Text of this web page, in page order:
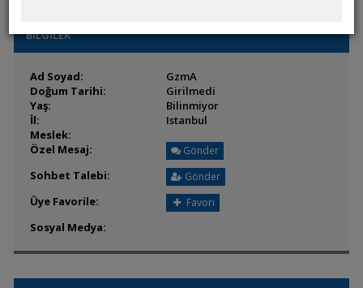
BİLGİLER
Ad Soyad:
GzmA
Doğum Tarihi:
Girilmedi
Yaş:
Bilinmiyor
İl:
Istanbul
Meslek:
Özel Mesaj:
Gönder
Sohbet Talebi: Gönder
Üye Favorile: Favori
Sosyal Medya: